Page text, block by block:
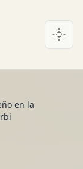
en la